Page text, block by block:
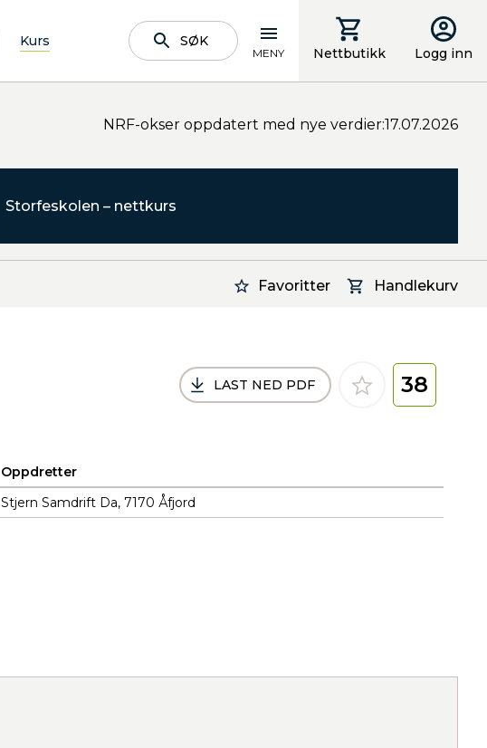
Kurs SØK
MENY Nettbutikk Logg inn
NRF-okser oppdatert med nye verdier:17.07.2026
Storfeskolen – nettkurs
Favoritter Handlekurv
LAST NED PDF 38
Oppdretter
Stjern Samdrift Da, 7170 Åfjord